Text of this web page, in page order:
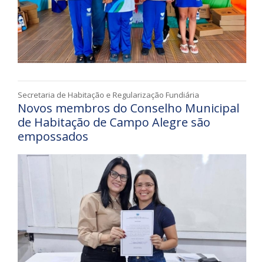
Secretaria de Habitação e Regularização Fundiária
Novos membros do Conselho Municipal
de Habitação de Campo Alegre são
empossados